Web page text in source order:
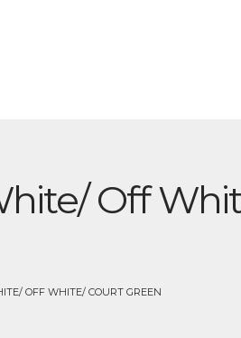
Off
OFF WHITE/ COURT GREEN